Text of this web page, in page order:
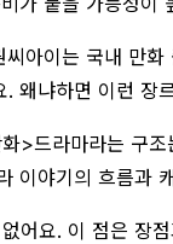
아이는 국내 만
왜냐하면 이런
>드라마라는 구
이야기의 흐름과
어요. 이 점은 장